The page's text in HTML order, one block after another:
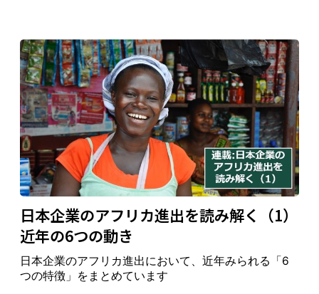
日本企業のアフリカ進出を読み解く（1）
近年の6つの動き
日本企業のアフリカ進出において、近年みられる「6
つの特徴」をまとめています